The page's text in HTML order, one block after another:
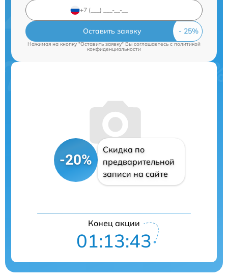
Оставить заявку
Нажимая на кнопку "Оставить заявку" Вы соглашаетесь cполитикой
конфиденциальности
-20%
Скидка по
предварительной
записи на сайте
Конец акции
01:13:42